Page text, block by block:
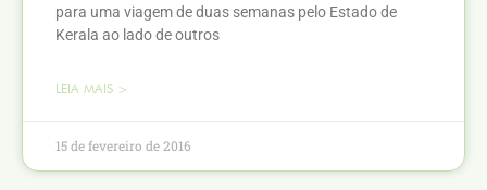
para uma viagem de duas semanas pelo Estado de
Kerala ao lado de outros
LEIA MAIS >
15 de fevereiro de 2016